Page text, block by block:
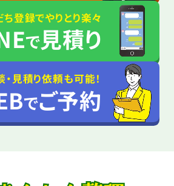
ち登録でやりとり楽々
で見積り
・見積り依頼も可能！
でご予約